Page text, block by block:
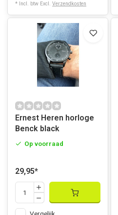
* Incl. btw Excl. Verzendkosten
Ernest Heren horloge
Benck black
Op voorraad
29,95*